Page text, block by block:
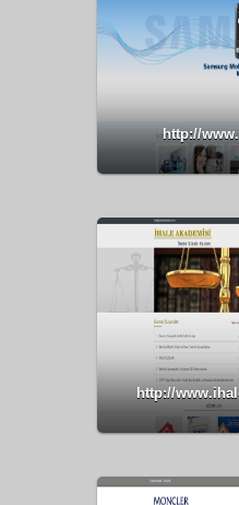
http://
http://